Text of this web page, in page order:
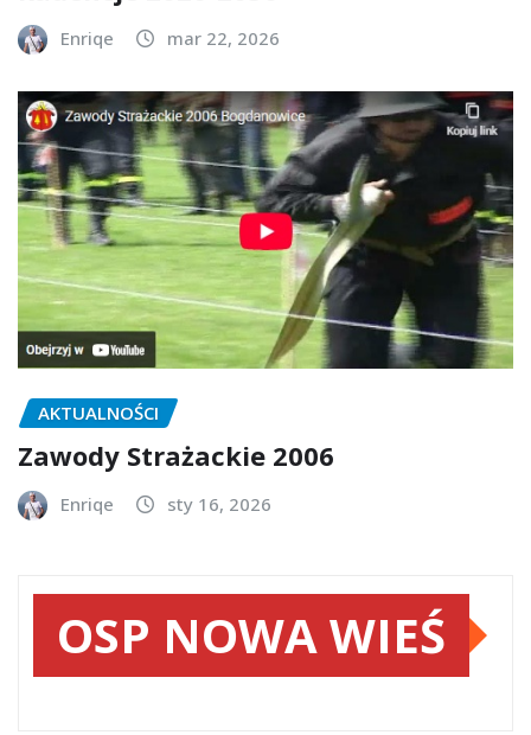
Enriqe mar 22, 2026
AKTUALNOŚCI
Zawody Strażackie 2006
Enriqe sty 16, 2026
OSP NOWA WIEŚ